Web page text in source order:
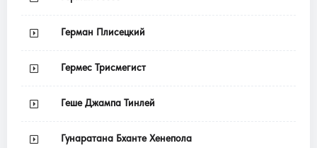
Герман Плисецкий
Гермес Трисмегист
Геше Джампа Тинлей
Гунаратана Бханте Хенепола